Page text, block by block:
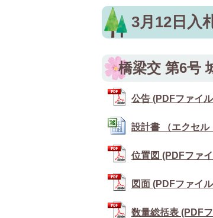
3月12日入
橋梁交 第6号
公告 (PDFファイ
設計書 （エクセ
位置図 (PDFファ
図面 (PDFファイ
数量総括表 (PDF